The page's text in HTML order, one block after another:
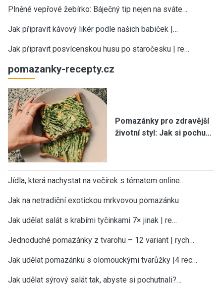
Plněné vepřové žebírko: Báječný tip nejen na sváte…
Jak připravit kávový likér podle našich babiček |…
Jak připravit posvícenskou husu po staročesku | re…
pomazanky-recepty.cz
Pomazánky pro zdravější
životní styl: Jak si pochu…
Jídla, která nachystat na večírek s tématem online…
Jak na netradiční exotickou mrkvovou pomazánku
Jak udělat salát s krabími tyčinkami 7× jinak | re…
Jednoduché pomazánky z tvarohu – 12 variant | rych…
Jak udělat pomazánku s olomouckými tvarůžky |4 rec…
Jak udělat sýrový salát tak, abyste si pochutnali?…